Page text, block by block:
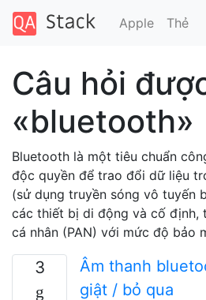
Apple Thẻ
Câu hỏi
«bluetooth»
Bluetooth là một tiêu chuẩn
độc quyền để trao đổi dữ liệu
(sử dụng truyền sóng vô tuyến
các thiết bị di động và cố định,
cá nhân (PAN) với mức độ bảo
3
Âm thanh
giật / bỏ qua